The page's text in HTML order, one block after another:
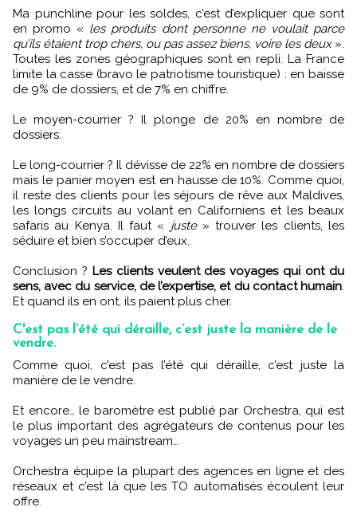
Ma punchline pour les soldes, c’est d’expliquer que sont
en promo « les produits dont personne ne voulait parce
qu’ils étaient trop chers, ou pas assez biens, voire les deux».
Toutes les zones géographiques sont en repli. La France
limite la casse (bravo le patriotisme touristique) : en baisse
de 9% de dossiers, et de 7% en chiffre.
Le moyen-courrier ? Il plonge de 20% en nombre de
dossiers.
Le long-courrier ? Il dévisse de 22% en nombre de dossiers
mais le panier moyen est en hausse de 10%. Comme quoi,
il reste des clients pour les séjours de rêve aux Maldives,
les longs circuits au volant en Californiens et les beaux
safaris au Kenya. Il faut « juste» trouver les clients, les
séduire et bien s’occuper d’eux.
Conclusion ? Les clients veulent des voyages qui ont du
sens, avec du service, de l’expertise, et du contact humain.
Et quand ils en ont, ils paient plus cher.
C'est pas l’été qui déraille, c’est juste la manière de le
vendre.
Comme quoi, c’est pas l’été qui déraille, c’est juste la
manière de le vendre.
Et encore… le baromètre est publié par Orchestra, qui est
le plus important des agrégateurs de contenus pour les
voyages un peu mainstream…
Orchestra équipe la plupart des agences en ligne et des
réseaux et c’est là que les TO automatisés écoulent leur
offre.